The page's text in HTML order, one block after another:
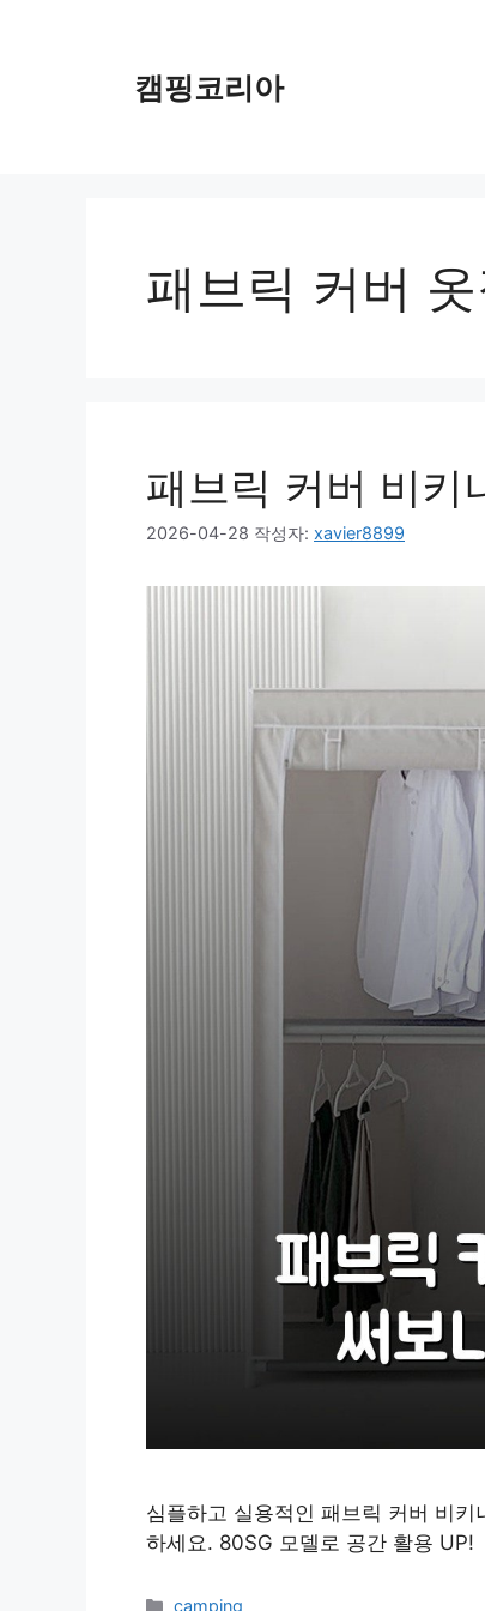
캠핑코리아
패브릭 커버
패브릭 커버 비키
2026-04-28 작성자: xavier8899
심플하고 실용적인 패브릭 커버 비
하세요. 80SG 모델로 공간 활용 UP!
카
camping